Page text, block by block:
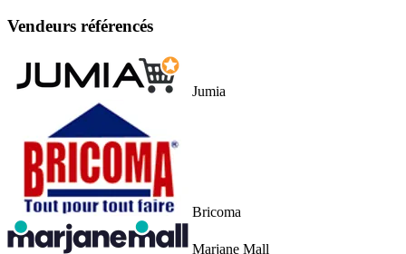
Vendeurs référencés
Jumia
Bricoma
Marjane Mall